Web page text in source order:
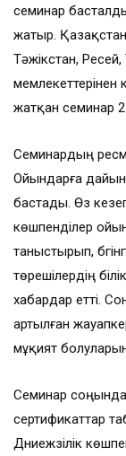
семинар
жатыр.
Тәжікстан, Ресей,
жатқан семинар
Семинардың
Ойындарға
бастады. Өз
көшпенділер
таныстырып,
төрешілердің
хабардар етті.
артылған
мұқият болуларын
Семинар соңында
сертификаттар
Дүниежүзілік